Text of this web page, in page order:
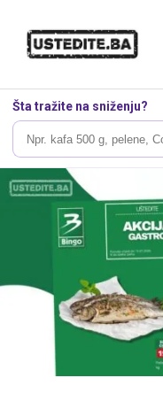
Šta tražite na sniženju?